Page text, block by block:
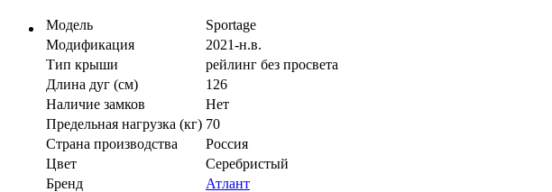
Модель
Sportage
Модификация
2021-н.в.
Тип крыши
рейлинг без просвета
Длина дуг (см)
126
Наличие замков
Нет
Предельная нагрузка (кг) 70
Страна производства
Россия
Цвет
Серебристый
Бренд
Атлант